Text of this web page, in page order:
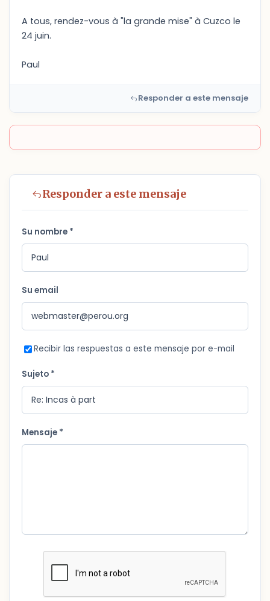
A tous, rendez-vous à "la grande mise" à Cuzco le
24 juin.
Paul
Responder a este mensaje
Responder a este mensaje
Su nombre *
Su email
Recibir las respuestas a este mensaje por e-mail
Sujeto *
Mensaje *